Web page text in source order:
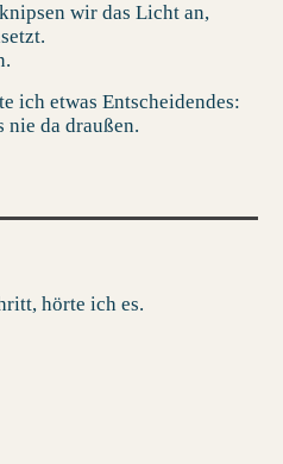
wir das Licht an,
ich etwas Entscheidendes:
nie da draußen.
hörte ich es.